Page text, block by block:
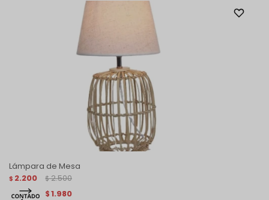
Lámpara de Mesa
$ 2.200 $ 2.500
$1.980